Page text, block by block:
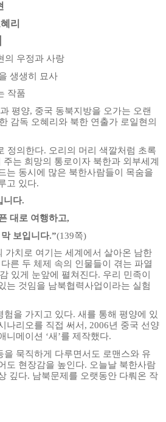
리
의 우정과 사랑
생생히 묘사
작품
평양, 중국 동북지방을 오가는 오랜
감독 오혜리와 북한 연출가 로일현의
정의한다. 오리의 머리 색깔처럼 초록
는 희망의 통로이자 북한과 외부세계
는 동시에 많은 북한사람들이 목숨을
고 있다.
니다.
대로 여행하고,
보입니다.”(139쪽)
가치로 여기는 세계에서 살아온 남한
른 두 체제 속의 인물들이 겪는 파열
있게 눈앞에 펼쳐진다. 우리 민족이
는 것임을 남북협력사업이라는 실험
을 가지고 있다. 새를 통해 평양에 있
나리오를 직접 써서, 2006년 중국 선양
메이션 ‘새’를 제작했다.
묵직하게 다루면서도 로맨스와 유
도 현장감을 높인다. 오늘날 북한사람
깊다. 남북문제를 오랫동안 다뤄온 작